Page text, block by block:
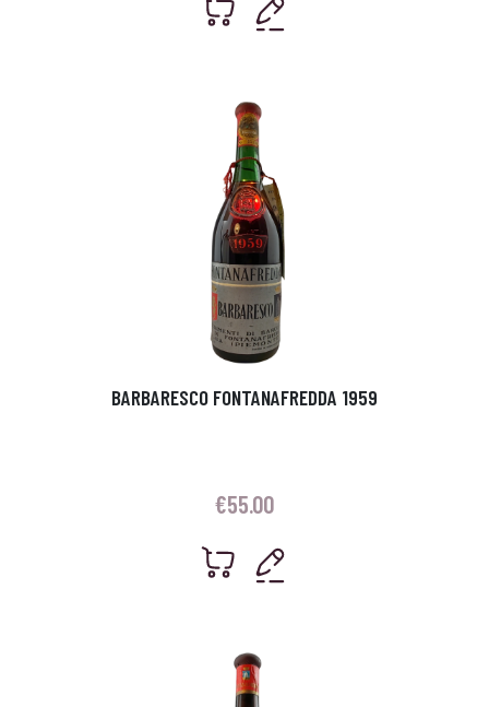
BARBARESCO FONTANAFREDDA 1959
€55.00